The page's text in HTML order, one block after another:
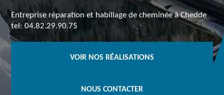
Entreprise réparation et habillage de cheminée à Chedde
tel: 04.82.29.90.75
VOIR NOS RÉALISATIONS
NOUS CONTACTER